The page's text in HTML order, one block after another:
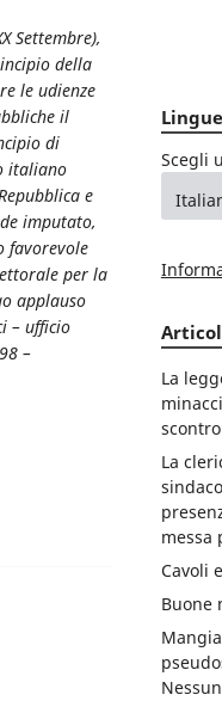
Settembre),
della
le udienze
il
di
italiano
e
imputato,
favorevole
per la
applauso
– ufficio
–
Scegli
La
La
messa
Cavoli
Buone